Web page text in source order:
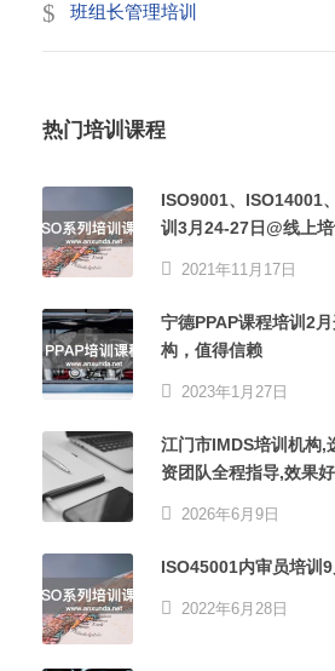
班组长管理培训
热门培训课程
ISO9001、ISO14001
训3月24-27日@线上培
2021年11月17日
宁德PPAP课程培训2
构，值得信赖
2023年1月27日
江门市IMDS培训机构,
资团队全程指导,效果好
2026年6月9日
ISO45001内审员培训
2022年6月28日